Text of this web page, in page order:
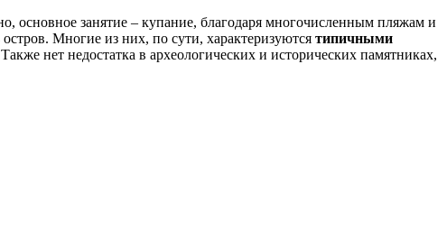
основное занятие – купание, благодаря многочисленным пляжам и
Многие из них, по сути, характеризуются типичными
нет недостатка в археологических и исторических памятниках,